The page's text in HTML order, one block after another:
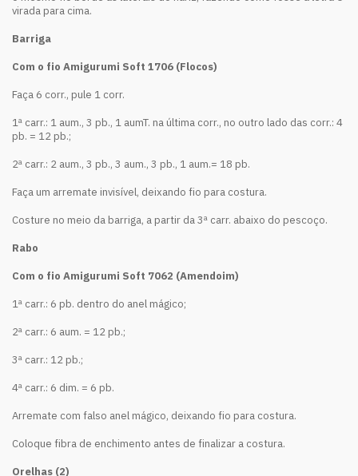
virada para cima.
Barriga
Com o fio Amigurumi Soft 1706 (Flocos)
Faça 6 corr., pule 1 corr.
1ª carr.: 1 aum., 3 pb., 1 aumT. na última corr., no outro lado das corr.: 4
pb. = 12 pb.;
2ª carr.: 2 aum., 3 pb., 3 aum., 3 pb., 1 aum.= 18 pb.
Faça um arremate invisível, deixando fio para costura.
Costure no meio da barriga, a partir da 3ª carr. abaixo do pescoço.
Rabo
Com o fio Amigurumi Soft 7062 (Amendoim)
1ª carr.: 6 pb. dentro do anel mágico;
2ª carr.: 6 aum. = 12 pb.;
3ª carr.: 12 pb.;
4ª carr.: 6 dim. = 6 pb.
Arremate com falso anel mágico, deixando fio para costura.
Coloque fibra de enchimento antes de finalizar a costura.
Orelhas (2)